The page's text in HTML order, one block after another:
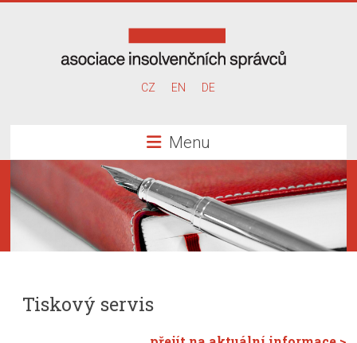
správců
CZ EN DE
Menu
Tiskový servis